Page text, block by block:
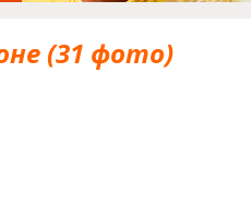
(31 фото)